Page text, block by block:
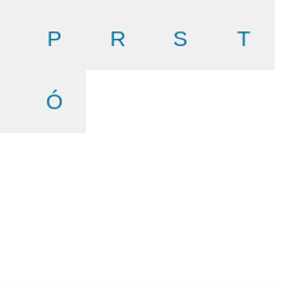
P R S T
Ó